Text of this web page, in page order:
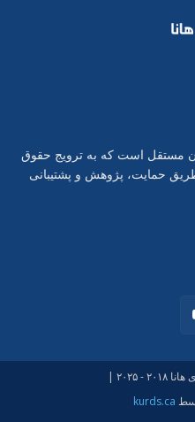
مستقل است که به ترویج حقوق
حمایت، پژوهش و پشتیبانی
۲۰۲۵ |
kurds.ca